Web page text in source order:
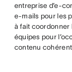
entreprise d’e-
e-mails pour les
à fait coordonner
équipes pour
contenu